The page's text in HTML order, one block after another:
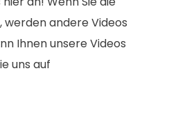
werden andere Videos
Ihnen unsere Videos
uns auf